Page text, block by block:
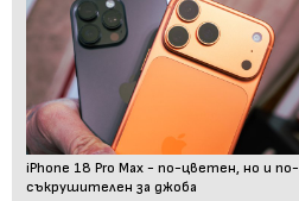
iPhone 18 Pro Max - по-цветен, но и по-
съкрушителен за джоба